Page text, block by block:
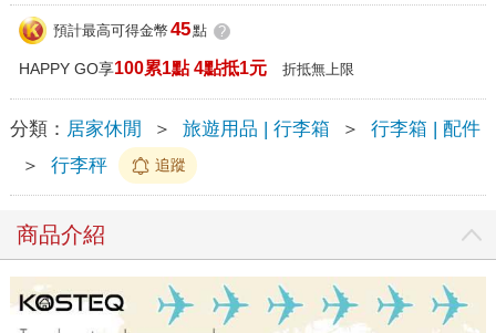
預計最高可得金幣 45點 ?
HAPPY GO享100累1點 4點抵1元 折抵無上限
分類： 居家休閒 ＞ 旅遊用品 | 行李箱 ＞
行李箱 | 配件
＞
行李秤 追蹤
商品介紹